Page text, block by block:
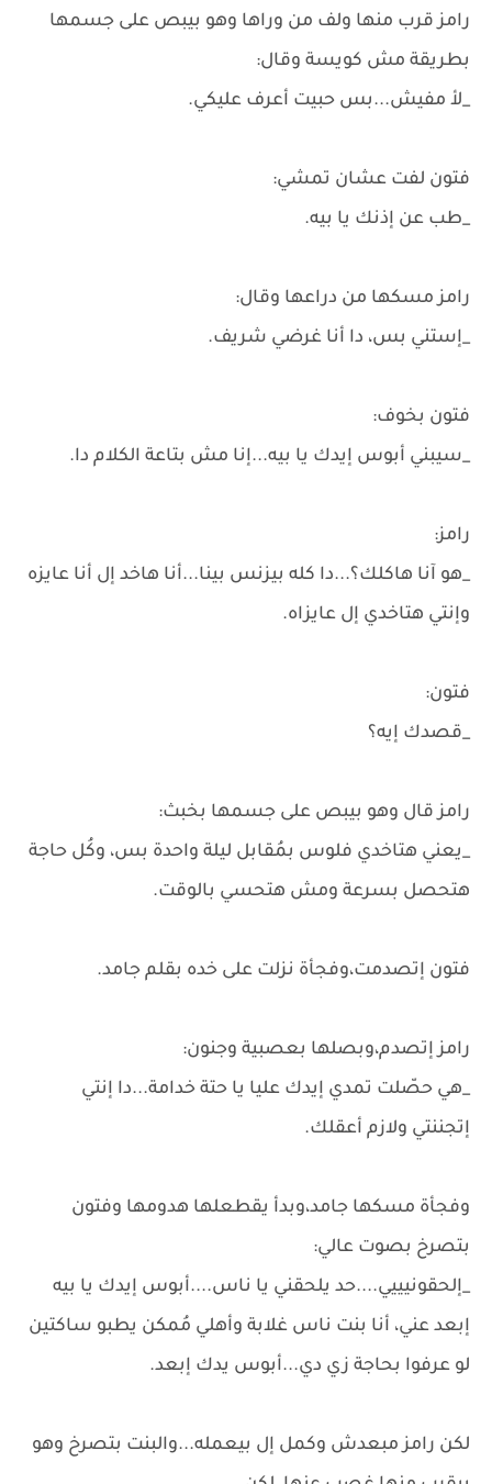
رامز قرب منها ولف من وراها وهو بيبص على جسمها
بطريقة مش كويسة وقال:
_لأ مفيش...بس حبيت أعرف عليكي.
فتون لفت عشان تمشي:
_طب عن إذنك يا بيه.
رامز مسكها من دراعها وقال:
_إستني بس، دا أنا غرضي شريف.
فتون بخوف:
_سيبني أبوس إيدك يا بيه...إنا مش بتاعة الكلام دا.
رامز:
_هو آنا هاكلك؟...دا كله بيزنس بينا...أنا هاخد إل أنا عايزه
وإنتي هتاخدي إل عايزاه.
فتون:
_قصدك إيه؟
رامز قال وهو بيبص على جسمها بخبث:
_يعني هتاخدي فلوس بمُقابل ليلة واحدة بس، وكُل حاجة
هتحصل بسرعة ومش هتحسي بالوقت.
فتون إتصدمت،وفجأة نزلت على خده بقلم جامد.
رامز إتصدم،وبصلها بعصبية وجنون:
_هي حصّلت تمدي إيدك عليا يا حتة خدامة...دا إنتي
إتجننتي ولازم أعقلك.
وفجأة مسكها جامد،وبدأ يقطعلها هدومها وفتون
بتصرخ بصوت عالي:
_إلحقونيييي....حد يلحقني يا ناس....أبوس إيدك يا بيه
إبعد عني، أنا بنت ناس غلابة وأهلي مُمكن يطبو ساكتين
لو عرفوا بحاجة زي دي...أبوس يدك إبعد.
لكن رامز مبعدش وكمل إل بيعمله...والبنت بتصرخ وهو